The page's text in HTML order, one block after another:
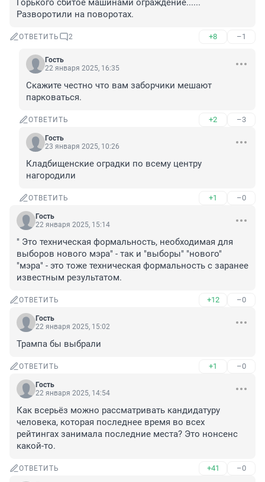
Горького сбитое машинами ограждение......
Разворотили на поворотах.
ОТВЕТИТЬ 2 +8 –1
Гость
22 января 2025, 16:35
Скажите честно что вам заборчики мешают
парковаться.
ОТВЕТИТЬ +2 –3
Гость
23 января 2025, 10:26
Кладбищенские оградки по всему центру
нагородили
ОТВЕТИТЬ +1 –0
Гость
22 января 2025, 15:14
" Это техническая формальность, необходимая для
выборов нового мэра" - так и "выборы" "нового"
"мэра" - это тоже техническая формальность с заранее
известным результатом.
ОТВЕТИТЬ +12 –0
Гость
22 января 2025, 15:02
Трампа бы выбрали
ОТВЕТИТЬ +1 –0
Гость
22 января 2025, 14:54
Как всерьёз можно рассматривать кандидатуру
человека, которая последнее время во всех
рейтингах занимала последние места? Это нонсенс
какой-то.
ОТВЕТИТЬ +41 –0